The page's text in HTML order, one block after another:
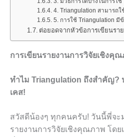
4. Triangulation สามารถ
5. การใช้ Triangulation มี
ต่อยอดจากหัวข้อการเขียนรา
การเขียนรายงานการวิจัยเชิงคุ
ทำไม Triangulation ถึงสำคัญ?
เคส!
สวัสดีน้องๆ ทุกคนครับ! วันนี้พี่จะ
รายงานการวิจัยเชิงคุณภาพ โดย